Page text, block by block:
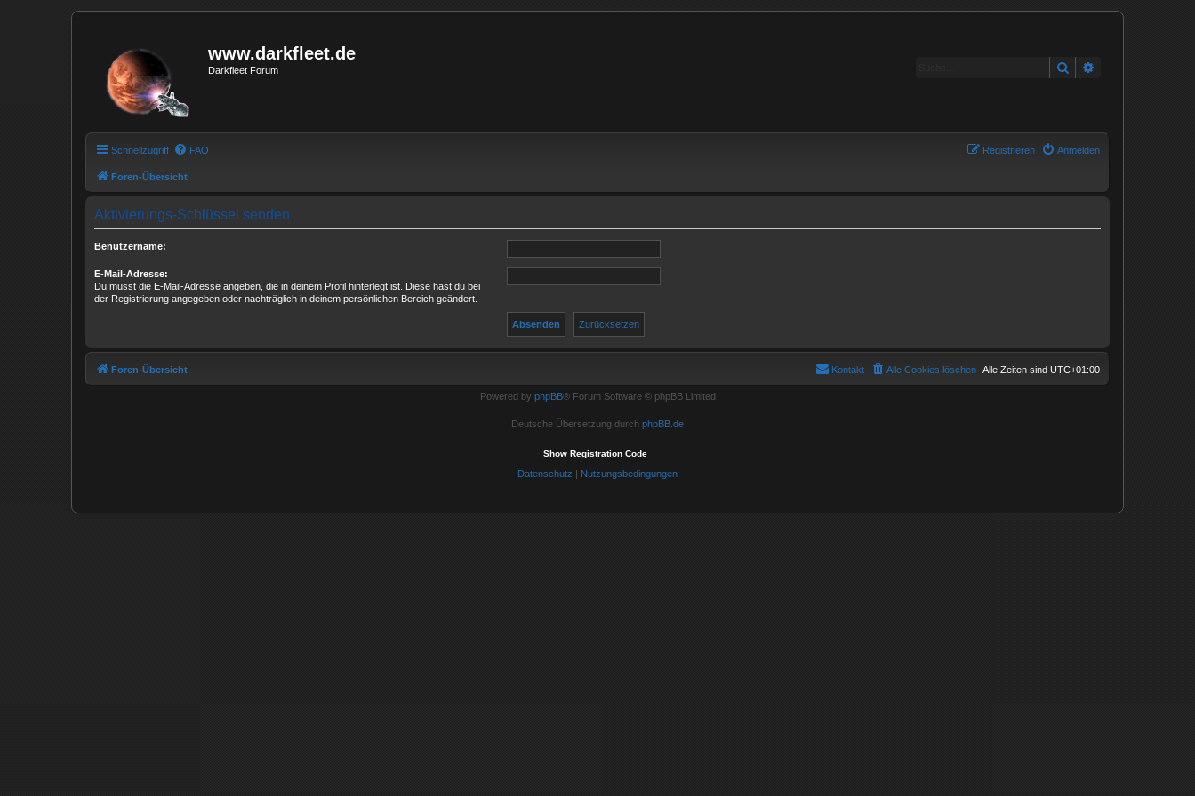
www.darkfleet.de
Darkfleet Forum Suche
Schnellzugriff FAQ Anmelden
Registrieren
Foren-Übersicht
Aktivierungs-Schlüssel senden
Benutzername:
E-Mail-Adresse:
Du musst die E-Mail-Adresse angeben, die in deinem Profil hinterlegt ist. Diese hast du bei
der Registrierung angegeben oder nachträglich in deinem persönlichen Bereich geändert.
Foren-Übersicht Alle Zeiten sind UTC+01:00
Alle Cookies löschen
Kontakt
Powered by phpBB® Forum Software © phpBB Limited
Deutsche Übersetzung durch phpBB.de
Show Registration Code
Datenschutz | Nutzungsbedingungen